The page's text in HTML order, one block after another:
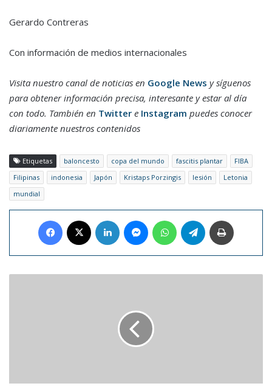
Gerardo Contreras
Con información de medios internacionales
Visita nuestro canal de noticias en Google News y síguenos
para obtener información precisa, interesante y estar al día
con todo. También en Twitter e Instagram puedes conocer
diariamente nuestros contenidos
Etiquetas baloncesto copa del mundo fascitis plantar
FIBA
Filipinas
indonesia Japón Kristaps Porzingis lesión
Letonia
mundial
Facebook LinkedIn MessengerWhatsAppTelegram
mundial